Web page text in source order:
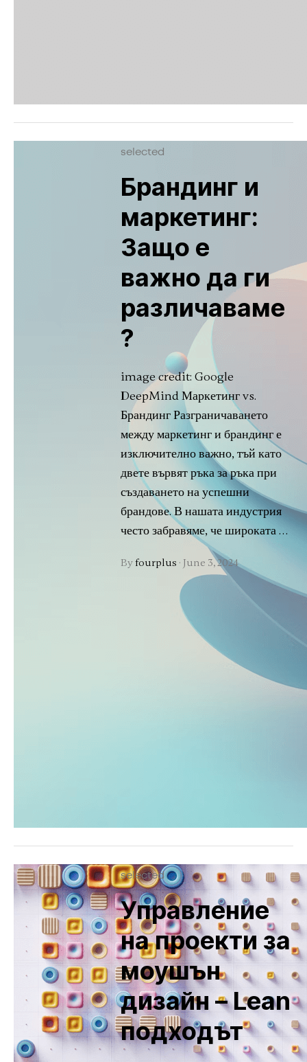
selected
Брандинг и
маркетинг:
Защо е
важно да ги
различаваме
?
image credit: Google
DeepMind Маркетинг vs.
Брандинг Разграничаването
между маркетинг и брандинг е
изключително важно, тъй като
двете вървят ръка за ръка при
създаването на успешни
брандове. В нашата индустрия
често забравяме, че широката …
Byfourplus · June 3, 2024
selected
Управление
на проекти за
моушън
дизайн – Lean
подходът